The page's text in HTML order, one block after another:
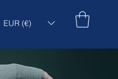
EUR (€)